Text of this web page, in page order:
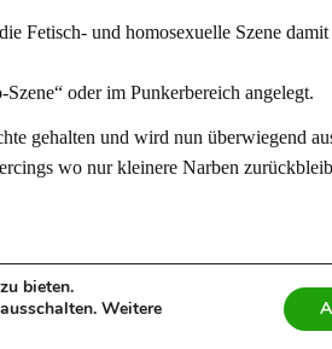
Fetisch- und homosexuelle Szene damit
oder im Punkerbereich angelegt.
gehalten und wird nun überwiegend
wo nur kleinere Narben
bieten.
Weitere